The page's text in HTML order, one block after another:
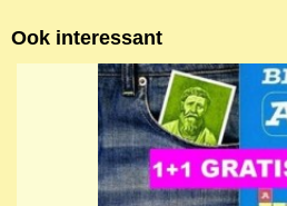
Ook interessant